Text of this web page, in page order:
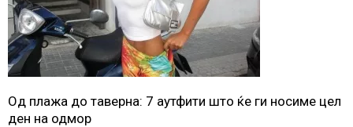
Од плажа до таверна: 7 аутфити што ќе ги носиме цел
ден на одмор